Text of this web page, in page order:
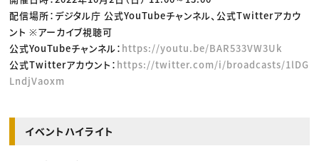
配信場所：デジタル庁 公式YouTubeチャンネル、公式Twitterアカウ
ント ※アーカイブ視聴可
公式YouTubeチャンネル： https://youtu.be/BAR533VW3Uk
公式Twitterアカウント： https://twitter.com/i/broadcasts/1lDG
LndjVaoxm
イベントハイライト